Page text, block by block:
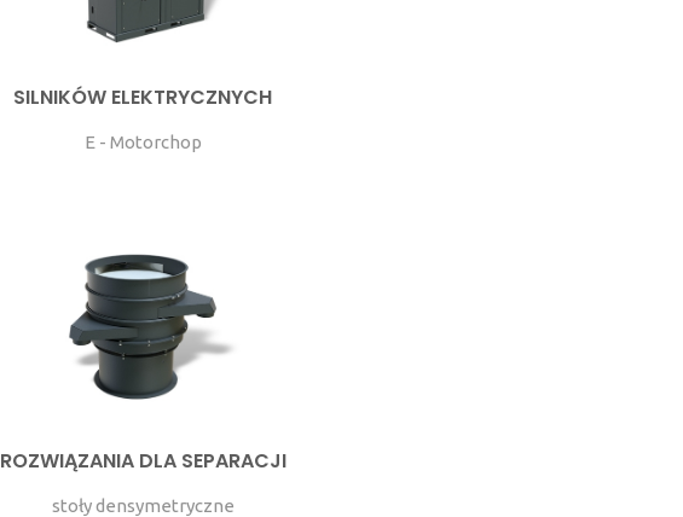
SILNIKÓW ELEKTRYCZNYCH
E - Motorchop
ROZWIĄZANIA DLA SEPARACJI
stoły densymetryczne